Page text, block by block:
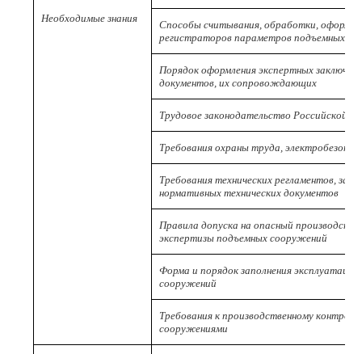
Необходимые знания
Способы считывания, обработки,
регистраторов параметров подъемных
Порядок оформления экспертных
документов, их сопровождающих
Трудовое законодательство Российской
Требования охраны труда,
Требования технических регламентов,
нормативных технических документов
Правила допуска на опасный
экспертизы подъемных сооружений
Форма и порядок заполнения
сооружений
Требования к производственному
сооружениями